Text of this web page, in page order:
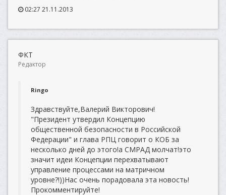
02:27 21.11.2013
ФКТ
Редактор
Ringo
Здравствуйте,Валерий Викторович!
"Президент утвердил Концепцию
общественной безопасности в Российской
Федерации" и глава РПЦ говорит о КОБ за
несколько дней до этого!а СМРАД молчат!это
значит идеи Концепции перехватывают
управление процессами на матричном
уровне?!))Нас очень порадовала эта новость!
Прокомментируйте!